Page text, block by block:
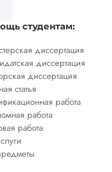
студентам:
диссертация
диссертация
диссертация
статья
работа
работа
работа